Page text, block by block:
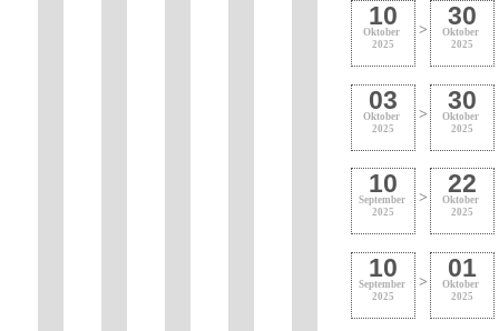
10
Oktober
2025
> 30
Oktober
2025
03
Oktober
2025
> 30
Oktober
2025
10
September
2025
> 22
Oktober
2025
10
September
2025
> 01
Oktober
2025